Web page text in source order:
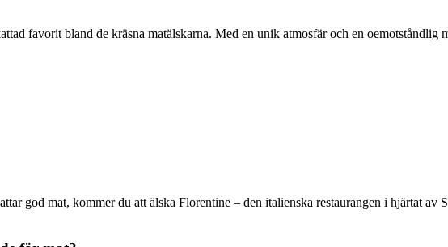
favorit bland de kräsna matälskarna. Med en unik atmosfär och en oemotståndlig
god mat, kommer du att älska Florentine – den italienska restaurangen i hjärtat